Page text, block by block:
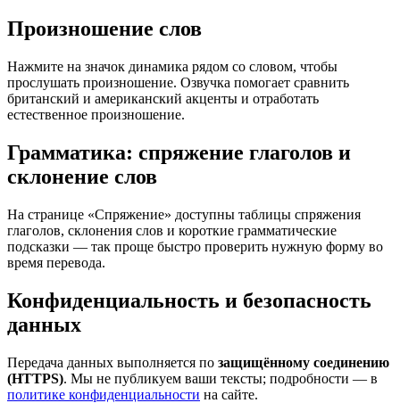
Произношение слов
Нажмите на значок динамика рядом со словом, чтобы
прослушать произношение. Озвучка помогает сравнить
британский и американский акценты и отработать
естественное произношение.
Грамматика: спряжение глаголов и
склонение слов
На странице «Спряжение» доступны таблицы спряжения
глаголов, склонения слов и короткие грамматические
подсказки — так проще быстро проверить нужную форму во
время перевода.
Конфиденциальность и безопасность
данных
Передача данных выполняется по защищённому соединению
(HTTPS). Мы не публикуем ваши тексты; подробности — в
политике конфиденциальности на сайте.